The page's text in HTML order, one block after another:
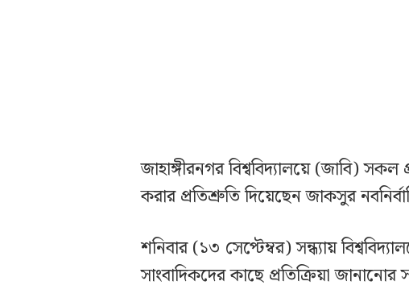
জাহাঙ্গীরনগর বিশ্ববিদ্যালয়ে (জাবি)
করার প্রতিশ্রুতি দিয়েছেন জাকসুর
শনিবার (১৩ সেপ্টেম্বর) সন্ধ্যায়
সাংবাদিকদের কাছে প্রতিক্রিয়া